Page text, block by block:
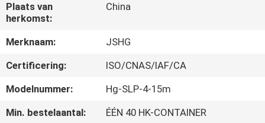
VR-
SHOW
ONGEVEER
Plaats van
herkomst:
China
Merknaam:
JSHG
Certificering:
ISO/CNAS/IAF/CA
Modelnummer:
Hg-SLP-4-15m
Min. bestelaantal:
ÉÉN 40 HK-CONTAINER